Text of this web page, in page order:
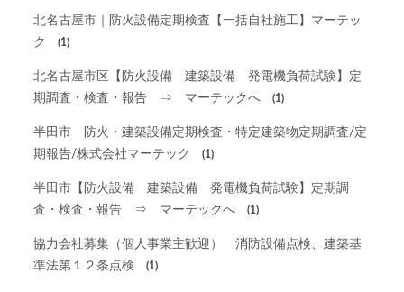
北名古屋市｜防火設備定期検査【一括自社施工】マーテッ
ク
(1)
北名古屋市区【防火設備 建築設備 発電機負荷試験】定
期調査・検査・報告 ⇒ マーテックへ
(1)
半田市 防火・建築設備定期検査・特定建築物定期調査/定
期報告/株式会社マーテック
(1)
半田市【防火設備 建築設備 発電機負荷試験】定期調
査・検査・報告 ⇒ マーテックへ
(1)
協力会社募集（個人事業主歓迎） 消防設備点検、建築基
準法第１２条点検
(1)